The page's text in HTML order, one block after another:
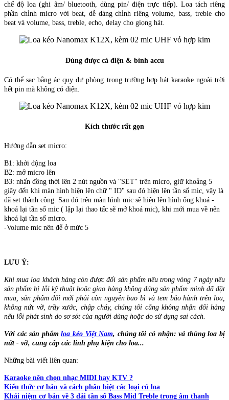
chế độ loa (ghi âm/ bluetooth, dùng pin/ điện trực tiếp). Loa tách riêng
phần chỉnh micro với beat, dễ dàng chỉnh riêng volume, bass, treble cho
beat và volume, bass, treble, echo, delay cho giọng hát.
Dùng được cả điện & bình accu
Có thể sạc bằng ác quy dự phòng trong trường hợp hát karaoke ngoài trời
hết pin mà không có điện.
Kích thước rất gọn
Hướng dẫn set micro:
B1: khởi động loa
B2: mở micro lên
B3: nhấn đồng thời lên 2 nút nguồn và "SET" trên micro, giữ khoảng 5
giây đến khi màn hình hiện lên chữ " ID" sau đó hiện lên tần số mic, vậy là
đã set thành công. Sau đó trên màn hình mic sẽ hiện lên hình ống khoá -
khoá lại tần số mic ( lập lại thao tấc sẽ mở khoá mic), khi mới mua về nên
khoá lại tần số micro.
-Volume mic nên để ở mức 5
LƯU Ý:
Khi mua loa khách hàng còn được đổi sản phẩm nếu trong vòng 7 ngày nếu
sản phẩm bị lỗi kỹ thuật hoặc giao hàng không đúng sản phẩm mình đã đặt
mua, sản phẩm đổi mới phải còn nguyên bao bì và tem bảo hành trên loa,
không nứt vỡ, trầy xước, chập cháy, chúng tôi cũng không nhận đổi hàng
nếu lỗi phát sinh do sơ sót của người dùng hoặc do sử dụng sai cách.
Với các sản phẩmloa kéo Việt Nam, chúng tôi có nhận: vá thùng loa bị
nứt - vỡ, cung cấp các linh phụ kiện cho loa...
Những bài viết liên quan:
Karaoke nên chọn nhạc MIDI hay KTV ?
Kiến thức cơ bản và cách phân biệt các loại củ loa
Khái niệm cơ bản về 3 dải tần số Bass Mid Treble trong âm thanh